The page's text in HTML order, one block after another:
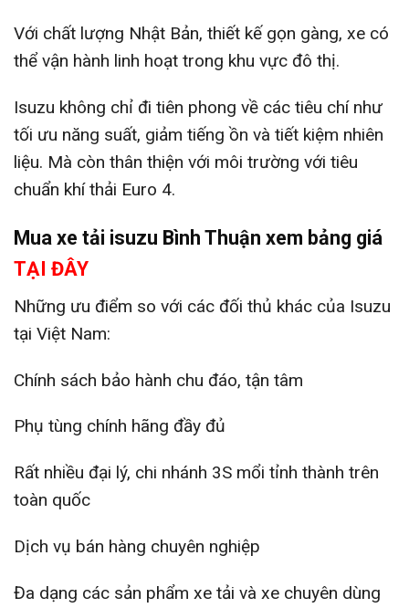
Với chất lượng Nhật Bản, thiết kế gọn gàng, xe có
thể vận hành linh hoạt trong khu vực đô thị.
Isuzu không chỉ đi tiên phong về các tiêu chí như
tối ưu năng suất, giảm tiếng ồn và tiết kiệm nhiên
liệu. Mà còn thân thiện với môi trường với tiêu
chuẩn khí thải Euro 4.
Mua xe tải isuzu Bình Thuận xem bảng giá
TẠI ĐÂY
Những ưu điểm so với các đối thủ khác của Isuzu
tại Việt Nam:
Chính sách bảo hành chu đáo, tận tâm
Phụ tùng chính hãng đầy đủ
Rất nhiều đại lý, chi nhánh 3S mổi tỉnh thành trên
toàn quốc
Dịch vụ bán hàng chuyên nghiệp
Đa dạng các sản phẩm xe tải và xe chuyên dùng